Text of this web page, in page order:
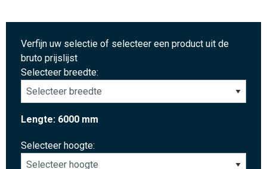
Verfijn uw selectie of selecteer een product uit de
bruto prijslijst
Selecteer breedte:
Lengte: 6000 mm
Selecteer hoogte: